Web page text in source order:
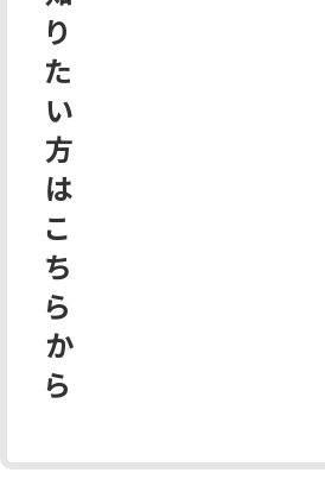
り
た
い
方
は
こ
ち
ら
か
ら